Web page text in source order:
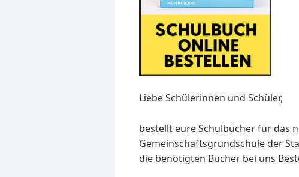
Liebe Schülerinnen und Schüler,
bestellt eure Schulbücher für das
Gemeinschaftsgrundschule der
die benötigten Bücher bei uns